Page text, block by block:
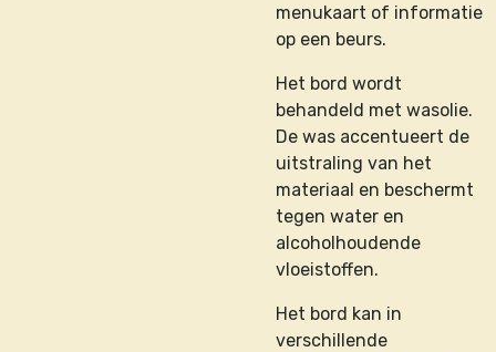
menukaart of informatie
op een beurs.
Het bord wordt
behandeld met wasolie.
De was accentueert de
uitstraling van het
materiaal en beschermt
tegen water en
alcoholhoudende
vloeistoffen.
Het bord kan in
verschillende